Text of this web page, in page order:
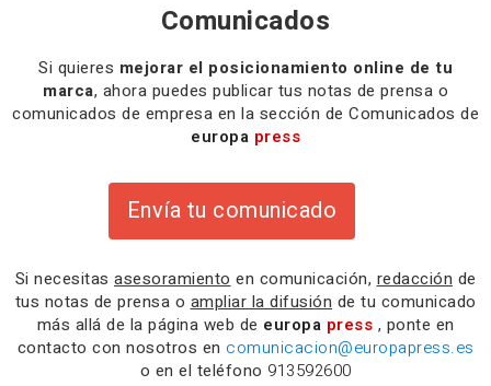
Comunicados
Si quieres mejorar el posicionamiento online de tu
marca, ahora puedes publicar tus notas de prensa o
comunicados de empresa en la sección de Comunicados de
europa press
Envía tu comunicado
Si necesitas asesoramiento en comunicación, redacción de
tus notas de prensa o ampliar la difusión de tu comunicado
más allá de la página web de europa press , ponte en
contacto con nosotros en comunicacion@europapress.es
o en el teléfono 913592600